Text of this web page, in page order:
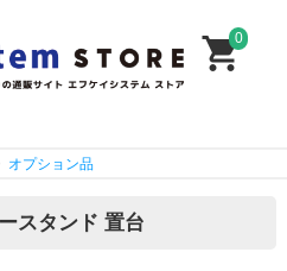
0
オプション品
スタンド 置台